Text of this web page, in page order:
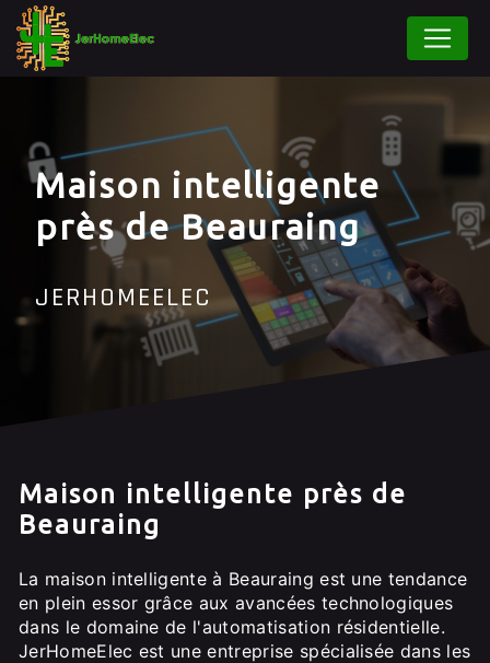
Maison intelligente
près de Beauraing
JERHOMEELEC
Maison intelligente près de
Beauraing
La maison intelligente à Beauraing est une tendance
en plein essor grâce aux avancées technologiques
dans le domaine de l'automatisation résidentielle.
JerHomeElec est une entreprise spécialisée dans les
Panneau de gestion des cookies